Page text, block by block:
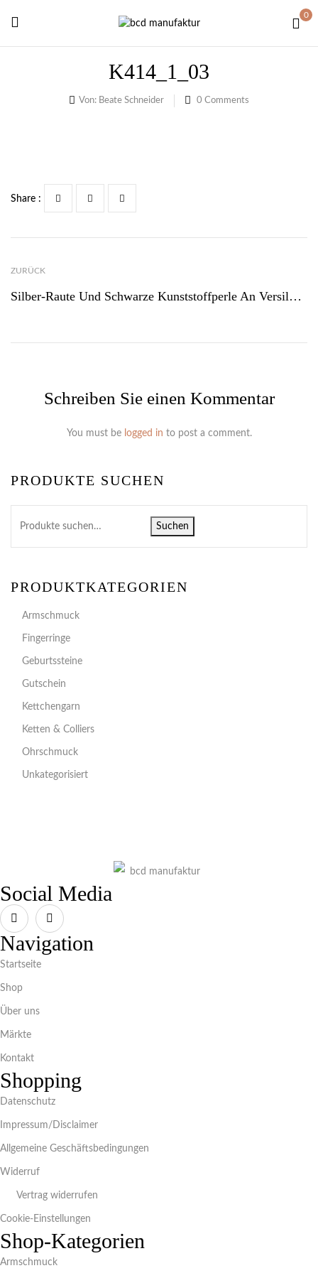
0
K414_1_03
Von: Beate Schneider 0 Comments
PRODUKTE SUCHEN
Suchen
PRODUKTKATEGORIEN
Armschmuck
Fingerringe
Geburtssteine
Gutschein
Kettchengarn
Ketten & Colliers
Ohrschmuck
Unkategorisiert
Share :
ZURÜCK
Silber-Raute Und Schwarze Kunststoffperle An Versilbertem Spiralhalsreif
Schreiben Sie einen Kommentar
You must be logged in to post a comment.
Social Media
Navigation
Startseite
Shop
Über uns
Märkte
Kontakt
Shopping
Datenschutz
Impressum/Disclaimer
Allgemeine Geschäftsbedingungen
Widerruf
Vertrag widerrufen
Cookie-Einstellungen
Shop-Kategorien
Armschmuck